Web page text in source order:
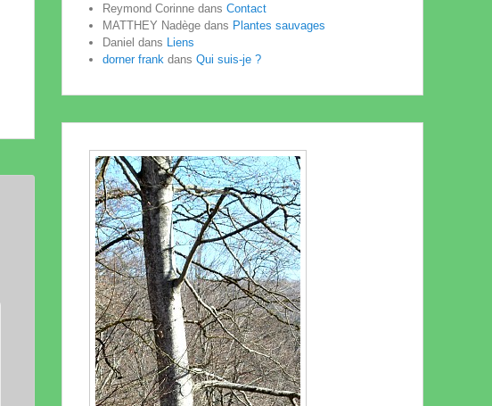
Reymond Corinne dans Contact
MATTHEY Nadège dans Plantes sauvages
Daniel dans
Liens
dorner frank dans Qui suis-je ?